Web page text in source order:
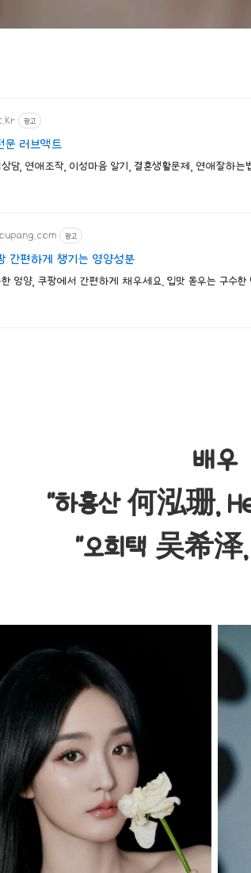
광고
문 러브액트
담, 연애조작, 이성마음 알기, 결혼생활문제, 연애잘하는
광고
간편하게 챙기는 영양성분
영양, 쿠팡에서 간편하게 채우세요. 입맛 돋우는 구수한
배우
“하홍산 何泓珊,
“오희택 吴希泽